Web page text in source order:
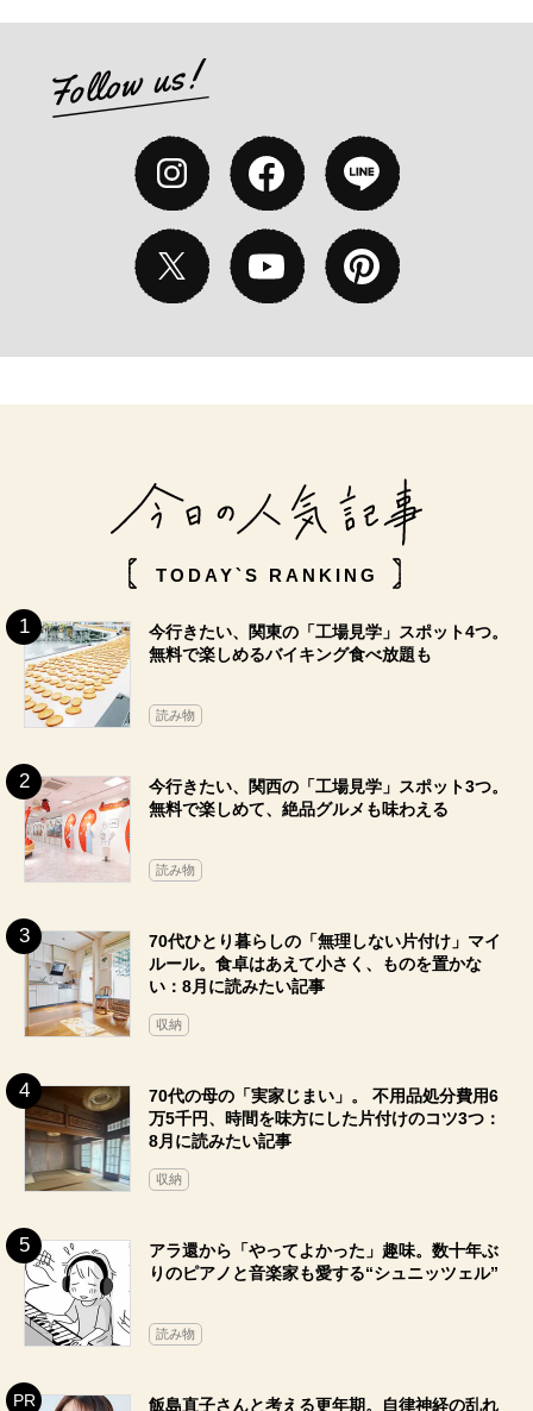
TODAY`S RANKING
今行きたい、関東の「工場見学」スポット4つ。
無料で楽しめるバイキング食べ放題も
読み物
今行きたい、関西の「工場見学」スポット3つ。
無料で楽しめて、絶品グルメも味わえる
読み物
70代ひとり暮らしの「無理しない片付け」マイ
ルール。食卓はあえて小さく、ものを置かな
い：8月に読みたい記事
収納
70代の母の「実家じまい」。 不用品処分費用6
万5千円、時間を味方にした片付けのコツ3つ：
8月に読みたい記事
収納
アラ還から「やってよかった」趣味。数十年ぶ
りのピアノと音楽家も愛する“シュニッツェル”
読み物
飯島直子さんと考える更年期。自律神経の乱れ